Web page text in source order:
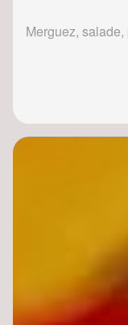
Merguez,